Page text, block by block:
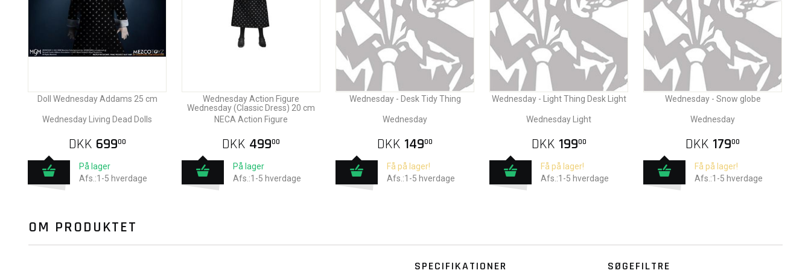
Doll Wednesday Addams 25 cm
Wednesday Living Dead Dolls
DKK 69900
På lager
Afs.:1-5 hverdage
Wednesday Action Figure
Wednesday (Classic Dress) 20 cm
NECA Action Figure
DKK 49900
På lager
Afs.:1-5 hverdage
Wednesday - Desk Tidy Thing
Wednesday
DKK 14900
Få på lager!
Afs.:1-5 hverdage
Wednesday - Light Thing Desk Light
Wednesday Light
DKK 19900
Få på lager!
Afs.:1-5 hverdage
Wednesday - Snow globe
Wednesday
DKK 17900
Få på lager!
Afs.:1-5 hverdage
OM PRODUKTET
SPECIFIKATIONER SØGEFILTRE